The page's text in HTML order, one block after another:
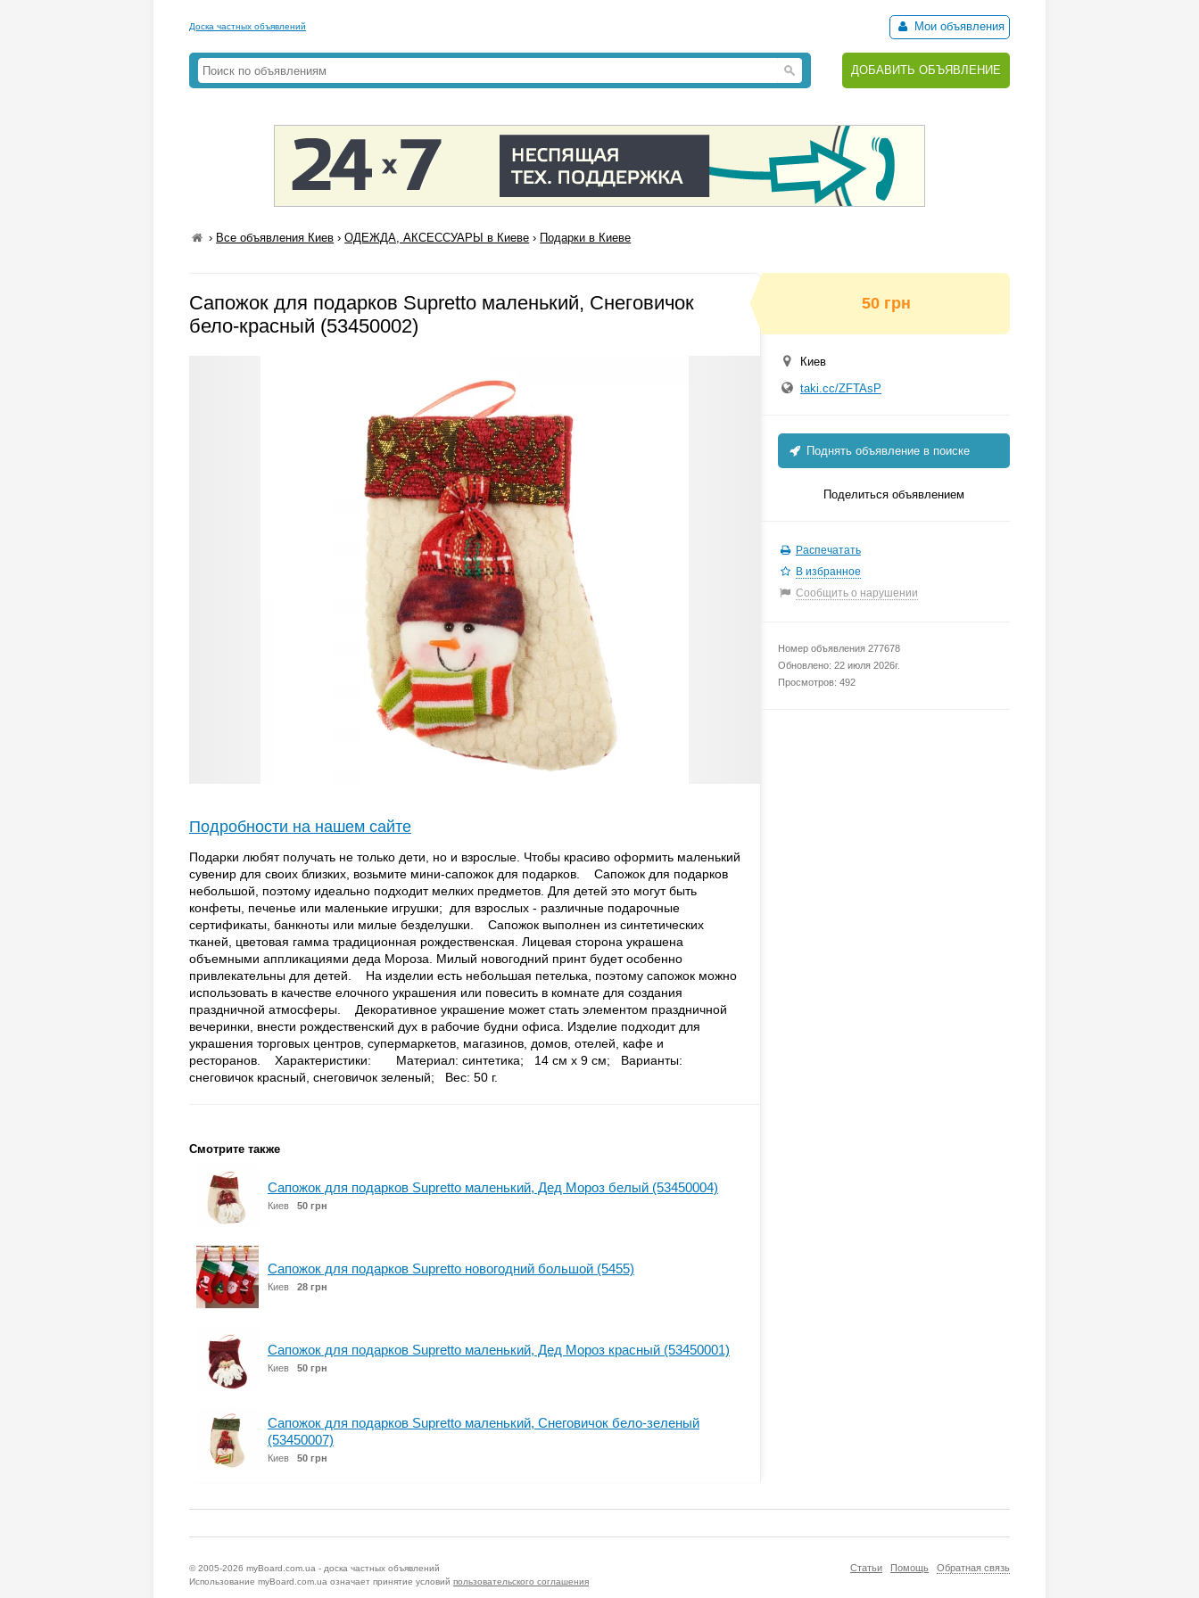
Доска частных объявлений Мои объявления
ДОБАВИТЬ ОБЪЯВЛЕНИЕ
› Все объявления Киев ›ОДЕЖДА, АКСЕССУАРЫ в Киеве › Подарки в Киеве
Сапожок для подарков Supretto маленький, Снеговичок
бело-красный (53450002)
Подробности на нашем сайте
Подарки любят получать не только дети, но и взрослые. Чтобы красиво оформить маленький
сувенир для своих близких, возьмите мини-сапожок для подарков. Сапожок для подарков
небольшой, поэтому идеально подходит мелких предметов. Для детей это могут быть
конфеты, печенье или маленькие игрушки; для взрослых - различные подарочные
сертификаты, банкноты или милые безделушки. Сапожок выполнен из синтетических
тканей, цветовая гамма традиционная рождественская. Лицевая сторона украшена
объемными аппликациями деда Мороза. Милый новогодний принт будет особенно
привлекательны для детей. На изделии есть небольшая петелька, поэтому сапожок можно
использовать в качестве елочного украшения или повесить в комнате для создания
праздничной атмосферы. Декоративное украшение может стать элементом праздничной
вечеринки, внести рождественский дух в рабочие будни офиса. Изделие подходит для
украшения торговых центров, супермаркетов, магазинов, домов, отелей, кафе и
ресторанов. Характеристики: Материал: синтетика; 14 см х 9 см; Варианты:
снеговичок красный, снеговичок зеленый; Вес: 50 г.
Смотрите также
Сапожок для подарков Supretto маленький, Дед Мороз белый (53450004)
Киев 50 грн
Сапожок для подарков Supretto новогодний большой (5455)
Киев 28 грн
Сапожок для подарков Supretto маленький, Дед Мороз красный (53450001)
Киев 50 грн
Сапожок для подарков Supretto маленький, Снеговичок бело-зеленый
(53450007)
Киев 50 грн
50 грн
Киев
taki.cc/ZFTAsP
Поднять объявление в поиске
Поделиться объявлением
Распечатать
В избранное
Сообщить о нарушении
Номер объявления 277678
Обновлено: 22 июля 2026г.
Просмотров: 492
Статьи Помощь Обратная связь
© 2005-2026 myBoard.com.ua - доска частных объявлений
Использование myBoard.com.ua означает принятие условий пользовательского соглашения